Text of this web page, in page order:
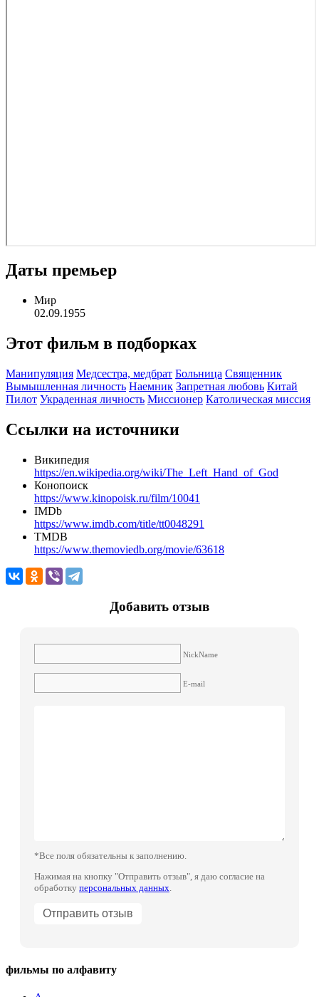
Даты премьер
Мир
02.09.1955
Этот фильм в подборках
Манипуляция Медсестра, медбрат Больница Священник
Вымышленная личность Наемник Запретная любовь Китай
Пилот Украденная личность Миссионер Католическая миссия
Ссылки на источники
Википедия
https://en.wikipedia.org/wiki/The_Left_Hand_of_God
Конопоиск
https://www.kinopoisk.ru/film/10041
IMDb
https://www.imdb.com/title/tt0048291
TMDB
https://www.themoviedb.org/movie/63618
Добавить отзыв
NickName
E-mail
*Все поля обязательны к заполнению.
Нажимая на кнопку "Отправить отзыв", я даю согласие на
обработку персональных данных.
фильмы по алфавиту